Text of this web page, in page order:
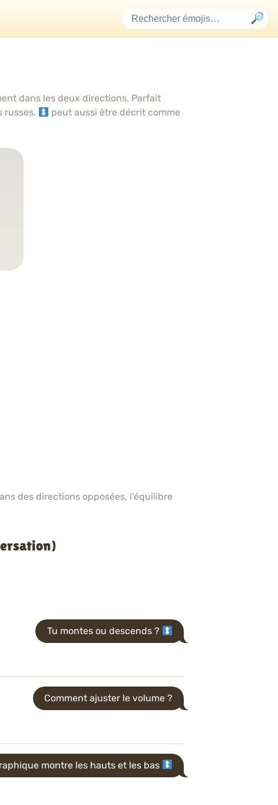
dans les deux directions. Parfait
russes.
peut aussi être décrit comme
des directions opposées, l'équilibre
Tu montes ou descends ?
Comment ajuster le volume ?
montre les hauts et les bas